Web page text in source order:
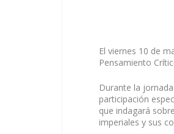
El viernes 10 de
Pensamiento
Durante la
participación
que indagará
imperiales y sus